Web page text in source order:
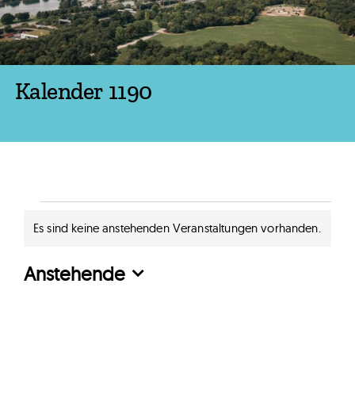
Kalender 1190
Veranstaltungen
Hinweis
Es sind keine anstehenden Veranstaltungen vorhanden.
Anstehende